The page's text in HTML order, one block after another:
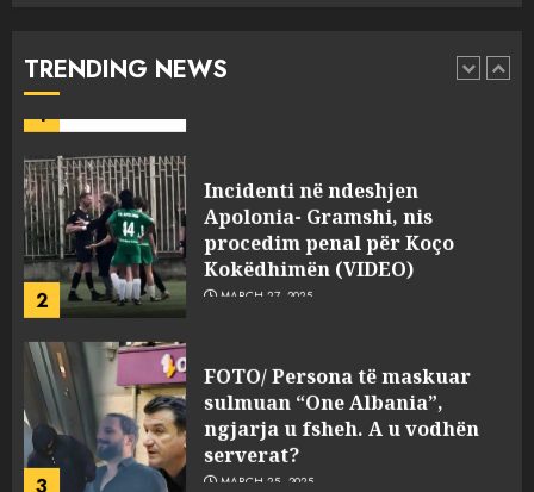
TRENDING NEWS
1
pasuri të pajustifikuar
2
Apolonia- Gramshi, nis
procedim penal për Koço
Kokëdhimën (VIDEO)
MARCH 27, 2025
sulmuan “One Albania”,
ngjarja u fsheh. A u vodhën
serverat?
MARCH 25, 2025